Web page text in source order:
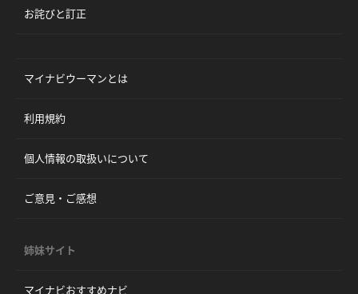
お詫びと訂正
マイナビウーマンとは
利用規約
個人情報の取扱いについて
ご意見・ご感想
姉妹サイト
マイナビおすすめナビ